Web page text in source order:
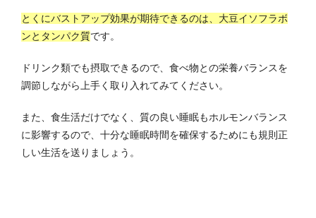
とくにバストアップ効果が期待できるのは、大豆イソフラボ
ンとタンパク質です。
ドリンク類でも摂取できるので、食べ物との栄養バランスを
調節しながら上手く取り入れてみてください。
また、食生活だけでなく、質の良い睡眠もホルモンバランス
に影響するので、十分な睡眠時間を確保するためにも規則正
しい生活を送りましょう。